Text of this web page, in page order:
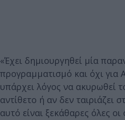
«Έχει δημιουργηθεί μία
προγραμματισμό και όχι
υπάρχει λόγος να ακυρωθεί
αντίθετο ή αν δεν
αυτό είναι ξεκάθαρες όλες